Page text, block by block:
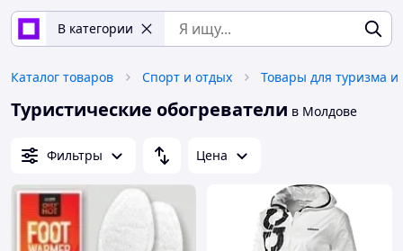
В категории
Каталог товаров Спорт и отдых Товары для туризма
Туристические обогреватели в Молдове
Фильтры Цена